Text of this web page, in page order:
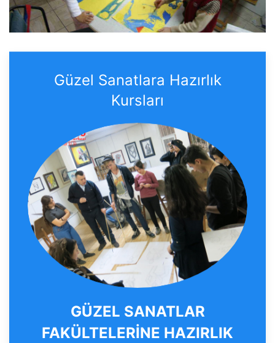
Güzel Sanatlara Hazırlık
Kursları
GÜZEL SANATLAR
FAKÜLTELERİNE HAZIRLIK